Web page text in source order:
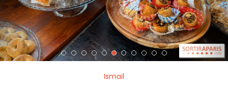
Ismail